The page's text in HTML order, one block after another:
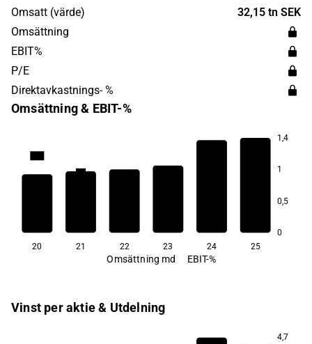
Borensberg.
Omsatt (värde)
32,15 tn SEK
Omsättning
EBIT%
P/E
Direktavkastnings- %
Omsättning & EBIT-%
1,4
1
0,5
0
20 21 22 23 24 25
Omsättning md EBIT-%
Vinst per aktie & Utdelning
4,7